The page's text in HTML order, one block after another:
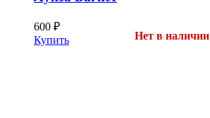
600 ₽
Купить
Нет в наличии